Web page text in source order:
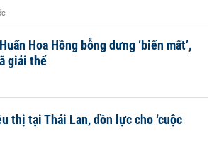
Hoa Hồng bỗng dưng ‘biến mất’,
giải thể
thị tại Thái Lan, dồn lực cho ‘cuộc